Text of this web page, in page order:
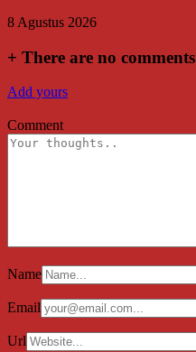
8 Agustus 2026
+ There are no comments
Add yours
Comment
Name
Email
Url